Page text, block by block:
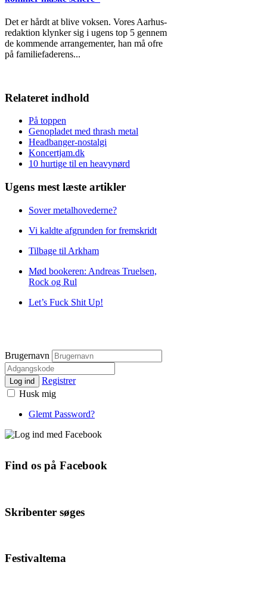
Det er hårdt at blive voksen. Vores Aarhus-
redaktion klynker sig i ugens top 5 gennem
de kommende arrangementer, han må ofre
på familiefaderens...
Relateret indhold
På toppen
Genopladet med thrash metal
Headbanger-nostalgi
Koncertjam.dk
10 hurtige til en heavynørd
Ugens mest læste artikler
Sover metalhovederne?
Vi kaldte afgrunden for fremskridt
Tilbage til Arkham
Mød bookeren: Andreas Truelsen,
Rock og Rul
Let’s Fuck Shit Up!
Brugernavn
Log ind
Registrer
Husk mig
Glemt Password?
Find os på Facebook
Skribenter søges
Festivaltema